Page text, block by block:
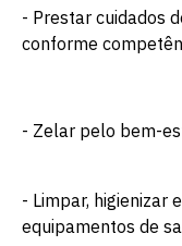
- Prestar cuidados
conforme
- Zelar pelo bem-
- Limpar, higienizar
equipamentos de